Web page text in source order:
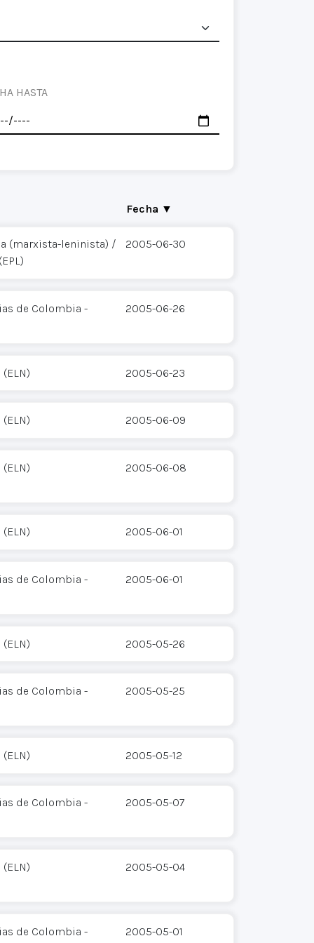
HASTA
Fecha ▼
(marxista-leninista) /
2005-06-30
de Colombia - 2005-06-26
2005-06-23
2005-06-09
2005-06-08
2005-06-01
de Colombia - 2005-06-01
2005-05-26
de Colombia - 2005-05-25
2005-05-12
de Colombia - 2005-05-07
2005-05-04
de Colombia - 2005-05-01